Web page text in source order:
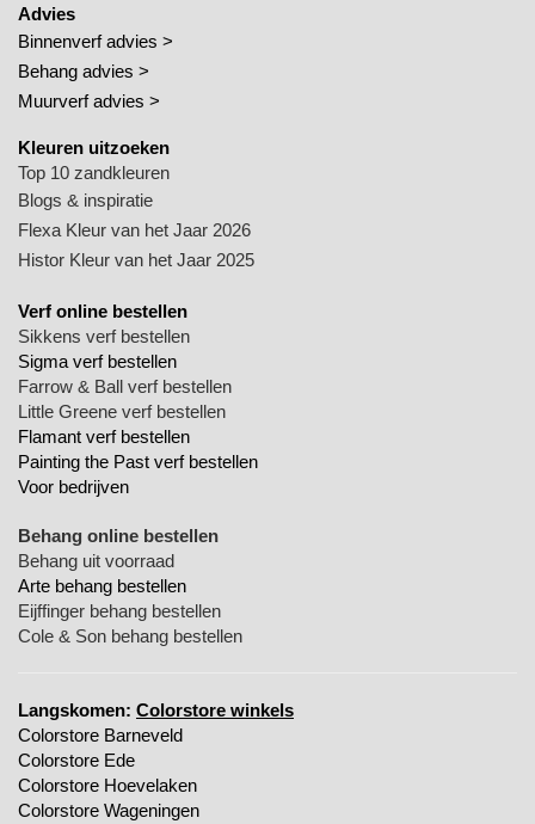
Advies
Binnenverf advies >
Behang advies >
Muurverf advies >
Kleuren uitzoeken
Top 10 zandkleuren
Blogs & inspiratie
Flexa Kleur van het Jaar 2026
Histor Kleur van het Jaar 2025
Verf online bestellen
Sikkens verf bestellen
Sigma verf bestellen
Farrow & Ball verf bestellen
Little Greene verf bestellen
Flamant verf bestellen
Painting the Past verf bestellen
Voor bedrijven
Behang online bestellen
Behang uit voorraad
Arte behang bestellen
Eijffinger behang bestellen
Cole & Son behang bestellen
Langskomen: Colorstore winkels
Colorstore Barneveld
Colorstore Ede
Colorstore Hoevelaken
Colorstore Wageningen